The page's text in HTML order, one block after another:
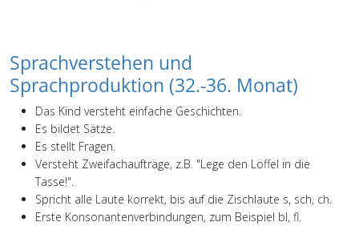
Sprachverstehen und
Sprachproduktion (32.-36. Monat)
Das Kind versteht einfache Geschichten.
Es bildet Sätze.
Es stellt Fragen.
Versteht Zweifachaufträge, z.B. "Lege den Löffel in die
Tasse!".
Spricht alle Laute korrekt, bis auf die Zischlaute s, sch, ch.
Erste Konsonantenverbindungen, zum Beispiel bl, fl.